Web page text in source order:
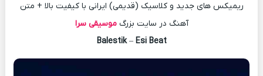
ریمیکس های جدید و کلاسیک (قدیمی) ایرانی با کیفیت بالا + متن
آهنگ در سایت بزرگموسیقی سرا
Balestik– Esi Beat